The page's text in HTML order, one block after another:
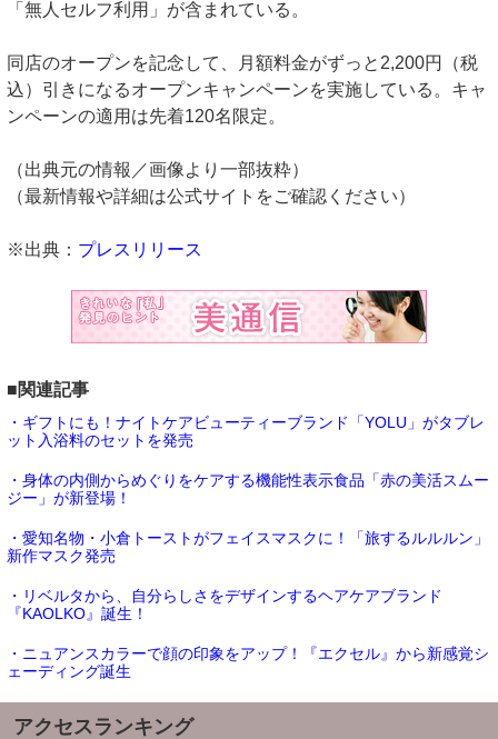
「無人セルフ利用」が含まれている。
同店のオープンを記念して、月額料金がずっと2,200円（税
込）引きになるオープンキャンペーンを実施している。キャ
ンペーンの適用は先着120名限定。
（出典元の情報／画像より一部抜粋）
（最新情報や詳細は公式サイトをご確認ください）
※出典： プレスリリース
■関連記事
・ギフトにも！ナイトケアビューティーブランド「YOLU」がタブレ
ット入浴料のセットを発売
・身体の内側からめぐりをケアする機能性表示食品「赤の美活スムー
ジー」が新登場！
・愛知名物・小倉トーストがフェイスマスクに！「旅するルルルン」
新作マスク発売
・リベルタから、自分らしさをデザインするヘアケアブランド
『KAOLKO』誕生！
・ニュアンスカラーで顔の印象をアップ！『エクセル』から新感覚シ
ェーディング誕生
アクセスランキング